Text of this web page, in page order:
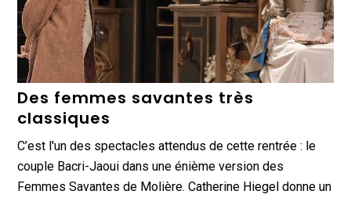
Des femmes savantes très
classiques
C’est l'un des spectacles attendus de cette rentrée : le
couple Bacri-Jaoui dans une énième version des
Femmes Savantes de Molière. Catherine Hiegel donne un